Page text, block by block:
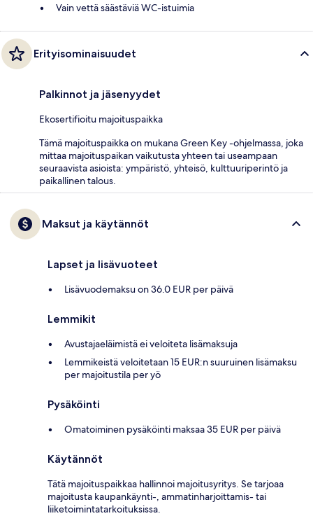
Vain vettä säästäviä WC-istuimia
Erityisominaisuudet
Palkinnot ja jäsenyydet
Ekosertifioitu majoituspaikka
Tämä majoituspaikka on mukana Green Key -ohjelmassa, joka
mittaa majoituspaikan vaikutusta yhteen tai useampaan
seuraavista asioista: ympäristö, yhteisö, kulttuuriperintö ja
paikallinen talous.
Maksut ja käytännöt
Lapset ja lisävuoteet
Lisävuodemaksu on 36.0 EUR per päivä
Lemmikit
Avustajaeläimistä ei veloiteta lisämaksuja
Lemmikeistä veloitetaan 15 EUR:n suuruinen lisämaksu
per majoitustila per yö
Pysäköinti
Omatoiminen pysäköinti maksaa 35 EUR per päivä
Käytännöt
Tätä majoituspaikkaa hallinnoi majoitusyritys. Se tarjoaa
majoitusta kaupankäynti-, ammatinharjoittamis- tai
liiketoimintatarkoituksissa.